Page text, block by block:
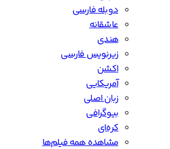
دوبله فارسی
عاشقانه
هندی
زیرنویس فارسی
اکشن
آمریکایی
زبان اصلی
بیوگرافی
کره‌ای
مشاهده همه فیلم‌ها